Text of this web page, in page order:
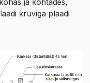
ja kohtades,
kruviga plaadi